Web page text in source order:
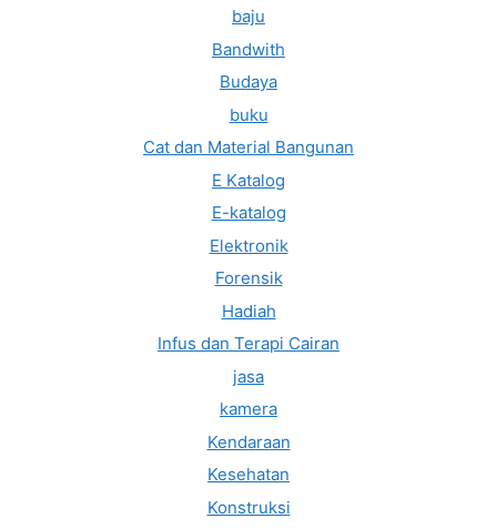
baju
Bandwith
Budaya
buku
Cat dan Material Bangunan
E Katalog
E-katalog
Elektronik
Forensik
Hadiah
Infus dan Terapi Cairan
jasa
kamera
Kendaraan
Kesehatan
Konstruksi